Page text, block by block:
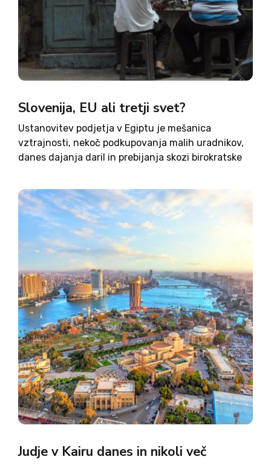
Slovenija, EU ali tretji svet?
Ustanovitev podjetja v Egiptu je mešanica
vztrajnosti, nekoč podkupovanja malih uradnikov,
danes dajanja daril in prebijanja skozi birokratske
privilegirane. Če bi nekdo želel ustanoviti podjetje,
potem je nujno pridobiti odvetnika,...
Judje v Kairu danes in nikoli več